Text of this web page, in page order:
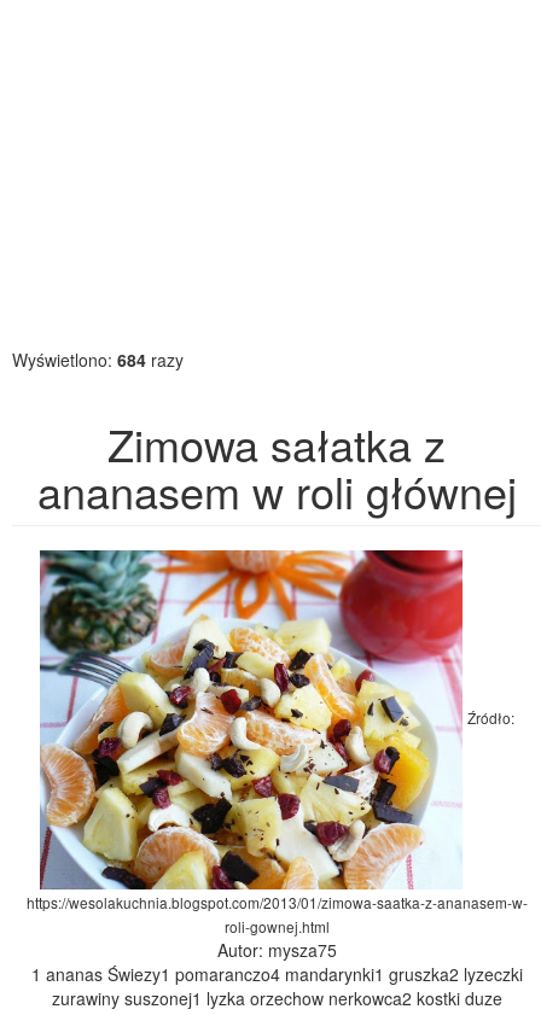
Wyświetlono: 684 razy
Zimowa sałatka z
ananasem w roli głównej
Źródło:
https://wesolakuchnia.blogspot.com/2013/01/zimowa-saatka-z-ananasem-w-
roli-gownej.html
Autor: mysza75
1 ananas Świezy1 pomaranczo4 mandarynki1 gruszka2 lyzeczki
zurawiny suszonej1 lyzka orzechow nerkowca2 kostki duze